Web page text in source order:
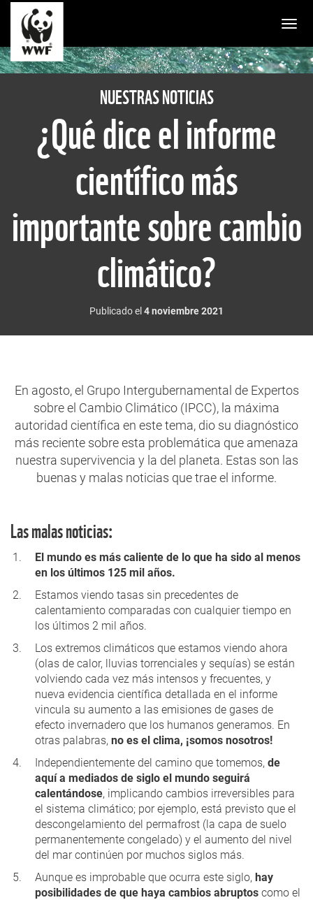
NUESTRAS NOTICIAS
¿Qué dice el informe
científico más
importante sobre cambio
climático?
Publicado el 4 noviembre 2021
En agosto, el Grupo Intergubernamental de Expertos
sobre el Cambio Climático (IPCC), la máxima
autoridad científica en este tema, dio su diagnóstico
más reciente sobre esta problemática que amenaza
nuestra supervivencia y la del planeta. Estas son las
buenas y malas noticias que trae el informe.
Las malas noticias:
El mundo es más caliente de lo que ha sido al menos
en los últimos 125 mil años.
Estamos viendo tasas sin precedentes de
calentamiento comparadas con cualquier tiempo en
los últimos 2 mil años.
Los extremos climáticos que estamos viendo ahora
(olas de calor, lluvias torrenciales y sequías) se están
volviendo cada vez más intensos y frecuentes, y
nueva evidencia científica detallada en el informe
vincula su aumento a las emisiones de gases de
efecto invernadero que los humanos generamos. En
otras palabras, no es el clima, ¡somos nosotros!
Independientemente del camino que tomemos, de
aquí a mediados de siglo el mundo seguirá
calentándose, implicando cambios irreversibles para
el sistema climático; por ejemplo, está previsto que el
descongelamiento del permafrost (la capa de suelo
permanentemente congelado) y el aumento del nivel
del mar continúen por muchos siglos más.
Aunque es improbable que ocurra este siglo, hay
posibilidades de que haya cambios abruptos como el